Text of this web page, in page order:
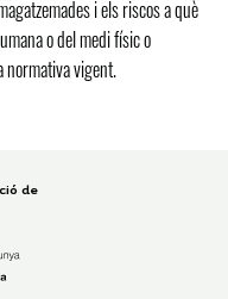
i els riscos a què
o del medi físic o
normativa vigent.
de